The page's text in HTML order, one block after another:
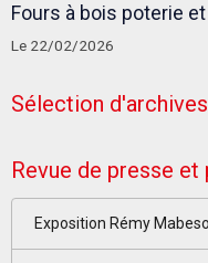
Fours à bois poterie
Le 22/02/2026
Sélection
Revue de presse
Exposition Rémy